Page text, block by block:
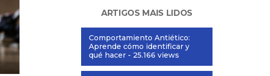
ARTIGOS MAIS LIDOS
Comportamiento Antiético:
Aprende cómo identificar y
qué hacer - 25.166 views